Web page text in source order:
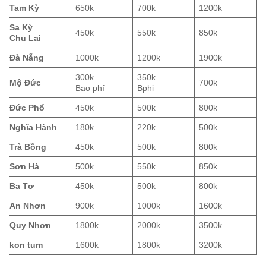
Tam Kỳ 650k 700k 1200k
Sa Kỳ
Chu Lai
450k 550k 850k
Đà Nẵng 1000k 1200k 1900k
Mộ Đức
300k
Bao phí
350k
Bphi
700k
Đức Phổ 450k 500k 800k
Nghĩa Hành 180k 220k 500k
Trà Bồng 450k 500k 800k
Sơn Hà 500k 550k 850k
Ba Tơ 450k 500k 800k
An Nhơn 900k 1000k 1600k
Quy Nhơn 1800k 2000k 3500k
kon tum 1600k 1800k 3200k